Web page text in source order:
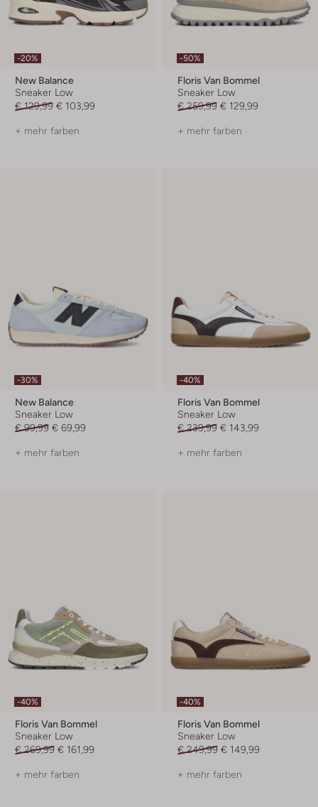
-20%
New Balance
Sneaker Low
€ 129,99 € 103,99
+ mehr farben
-50%
Floris Van Bommel
Sneaker Low
€ 259,99 € 129,99
+ mehr farben
-30%
New Balance
Sneaker Low
€ 99,99 € 69,99
+ mehr farben
-40%
Floris Van Bommel
Sneaker Low
€ 239,99 € 143,99
+ mehr farben
-40%
Floris Van Bommel
Sneaker Low
€ 269,99 € 161,99
+ mehr farben
-40%
Floris Van Bommel
Sneaker Low
€ 249,99 € 149,99
+ mehr farben